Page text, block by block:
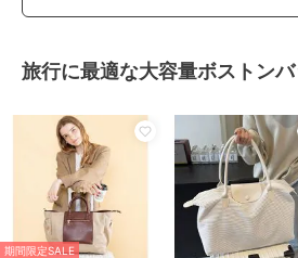
旅行に最適な大容量ボストン
期間限定SALE